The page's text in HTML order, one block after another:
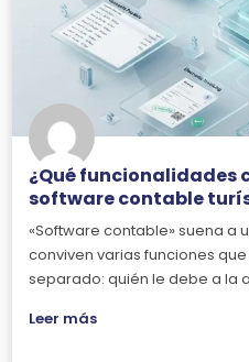
¿Qué funcionalidades
software contable
«Software contable» suena a
conviven varias funciones
separado: quién le debe a la
Leer más